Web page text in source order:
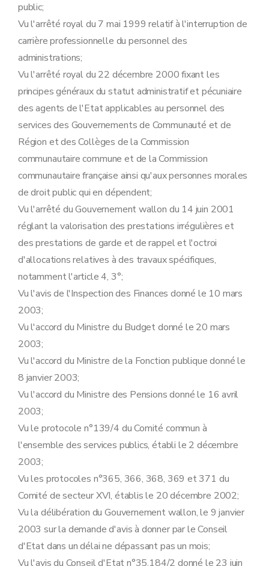
Art. 32
Art. 33
Art. 34 à 41
Art. 42 à 44
Chapitre IV Des mandats
Art. 45
Chapitre V De la carrière
Section première Dispositions générales
Sous-sectionpremière
Des généralités quant à la promotion par avancement de grade
Art. 47
Sous-section
Art. 48
Art. 49
Sous-section
Art. 50
Art. 50/1
Art. 51
Art. 52
Art.52bis
Art.
52 ter
Sous-section 4
De la promotion par avancement de grade aux grades d'encadrement
Art. 53
Art. 54
Section 2 ( De la promotion par avancement d'échelle de traitements
Art. 56
Section 3 (De la promotion par accession à un niveau supérieur
Art. 58
Section 4 ... – AGW du 27 mars 2009, art. 25, 2°
Art. 59
Art. 60
Section 5...– AGW du 27 mars 2009, art. 25, 2°
Chapitre VI Des fonctions supérieures
Art. 65
Art. 66
Art. 67
Art. 68
Art. 69
Art. 70
Chapitre VIbis
Du changement de grade
Art. 70bis
public;
Vu l'arrêté royal du 7 mai 1999 relatif à l'interruption de
carrière professionnelle du personnel des
administrations;
Vu l'arrêté royal du 22 décembre 2000 fixant les
principes généraux du statut administratif et pécuniaire
des agents de l'Etat applicables au personnel des
services des Gouvernements de Communauté et de
Région et des Collèges de la Commission
communautaire commune et de la Commission
communautaire française ainsi qu'aux personnes morales
de droit public qui en dépendent;
Vu l'arrêté du Gouvernement wallon du 14 juin 2001
réglant la valorisation des prestations irrégulières et
des prestations de garde et de rappel et l'octroi
d'allocations relatives à des travaux spécifiques,
notamment l'article 4, 3°;
Vu l'avis de l'Inspection des Finances donné le 10 mars
2003;
Vu l'accord du Ministre du Budget donné le 20 mars
2003;
Vu l'accord du Ministre de la Fonction publique donné le
8 janvier 2003;
Vu l'accord du Ministre des Pensions donné le 16 avril
2003;
Vu le protocole n°139/4 du Comité commun à
l'ensemble des services publics, établi le 2 décembre
2003;
Vu les protocoles n°365, 366, 368, 369 et 371 du
Comité de secteur XVI, établis le 20 décembre 2002;
Vu la délibération du Gouvernement wallon, le 9 janvier
2003 sur la demande d'avis à donner par le Conseil
d'Etat dans un délai ne dépassant pas un mois;
Vu l'avis du Conseil d'Etat n°35.184/2 donné le 23 juin